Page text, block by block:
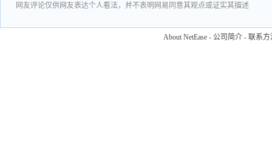
网友评论仅供网友表达个人看法，并不表明网易同意其观点或证实其描述
About NetEase - 公司简介 - 联系方